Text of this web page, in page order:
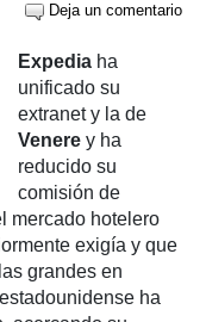
Deja un comentario
Expedia ha
unificado su
extranet y la de
Venere y ha
reducido su
comisión de
mercado hotelero
exigía y que
grandes en
ha